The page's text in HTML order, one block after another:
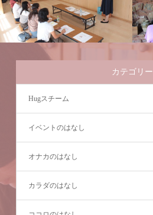
カテゴリー
Hugスチーム
イベントのはなし
オナカのはなし
カラダのはなし